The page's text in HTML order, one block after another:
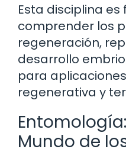
Esta disciplina
comprender los
regeneración,
desarrollo
para
regenerativa y
Mundo de